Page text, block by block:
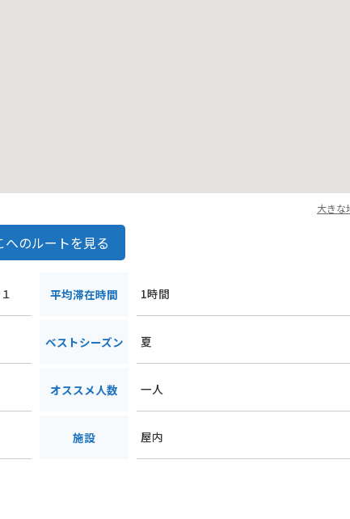
大きな
へのルートを見る
平均滞在時間 1時間
ベストシーズン 夏
オススメ人数 一人
施設 屋内